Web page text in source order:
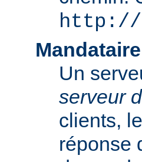
http://
Un
serveur
clients,
réponse